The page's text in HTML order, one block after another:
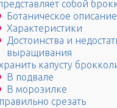
собой
Ботаническое описание
Характеристики
Достоинства и
выращивания
капусту
В подвале
В морозилке
срезать